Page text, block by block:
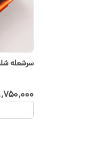
سرشعله